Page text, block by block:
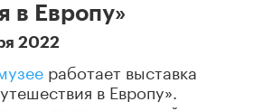
в Европу»
2022
работает выставка
в Европу».